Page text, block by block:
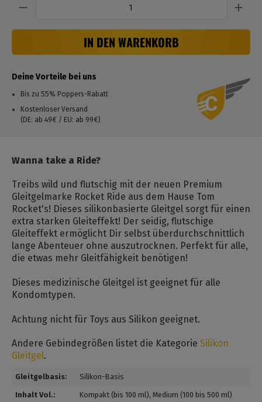
IN DEN WARENKORB
Deine Vorteile bei uns
Bis zu 55% Poppers-Rabatt
Kostenloser Versand
(DE: ab 49€ / EU: ab 99€)
Wanna take a Ride?
Treibs wild und flutschig mit der neuen Premium
Gleitgelmarke Rocket Ride aus dem Hause Tom
Rocket's! Dieses silikonbasierte Gleitgel sorgt für einen
extra starken Gleiteffekt! Der seidig, flutschige
Gleiteffekt ermöglicht Dir selbst überdurchschnittlich
lange Abenteuer ohne auszutrocknen. Perfekt für alle,
die etwas mehr Gleitfähigkeit benötigen!
Dieses medizinische Gleitgel ist geeignet für alle
Kondomtypen.
Achtung nicht für Toys aus Silikon geeignet.
Andere Gebindegrößen listet die Kategorie Silikon
Gleitgel.
Gleitgelbasis: Silikon-Basis
Inhalt Vol.: Kompakt (bis 100 ml), Medium (100 bis 500 ml)